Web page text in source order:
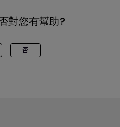
對您有幫助?
否